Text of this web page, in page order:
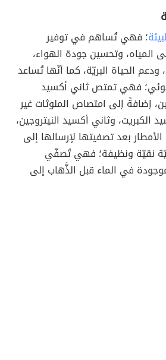
؛ فهي تُساهم في توفير
المياه، وتحسين جودة الهواء،
الحياة البريّة، كما أنّها تُساعد
فهي تمتص ثاني أكسيد
إضافةً إلى امتصاص الملوثات غير
الكبريت، وثاني أكسيد النيتروجين،
بعد تصفيتها لإرسالها إلى
نقيّة ونظيفة؛ فهي تُصفّي
في الماء قبل الذَّهاب إلى